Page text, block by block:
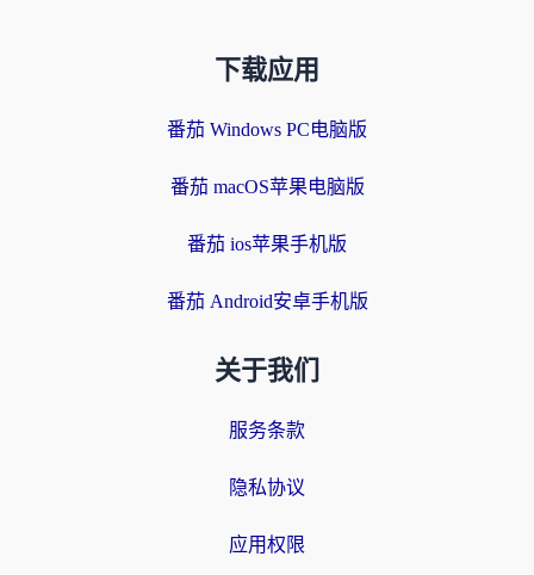
下载应用
番茄 Windows PC电脑版
番茄 macOS苹果电脑版
番茄 ios苹果手机版
番茄 Android安卓手机版
关于我们
服务条款
隐私协议
应用权限